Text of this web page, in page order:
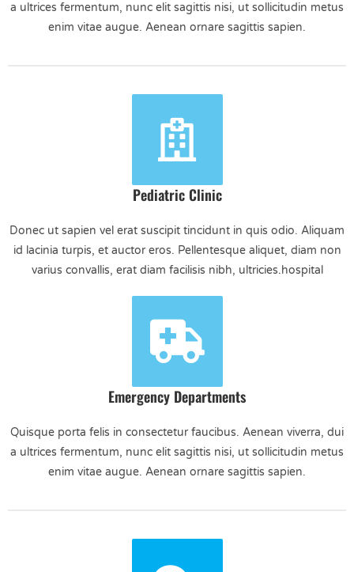
a ultrices fermentum, nunc elit sagittis nisi, ut sollicitudin metus
enim vitae augue. Aenean ornare sagittis sapien.
Pediatric Clinic
Donec ut sapien vel erat suscipit tincidunt in quis odio. Aliquam
id lacinia turpis, et auctor eros. Pellentesque aliquet, diam non
varius convallis, erat diam facilisis nibh, ultricies.hospital
Emergency Departments
Quisque porta felis in consectetur faucibus. Aenean viverra, dui
a ultrices fermentum, nunc elit sagittis nisi, ut sollicitudin metus
enim vitae augue. Aenean ornare sagittis sapien.